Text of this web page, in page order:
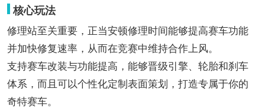
核心玩法
修理站至关重要，正当安顿修理时间能够提高赛车功能
并加快修复速率，从而在竞赛中维持合作上风。
支持赛车改装与功能提高，能够晋级引擎、轮胎和刹车
体系，而且可以个性化定制表面策划，打造专属于你的
奇特赛车。